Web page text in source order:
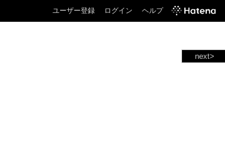
ユーザー登録 ログイン ヘルプ
next>